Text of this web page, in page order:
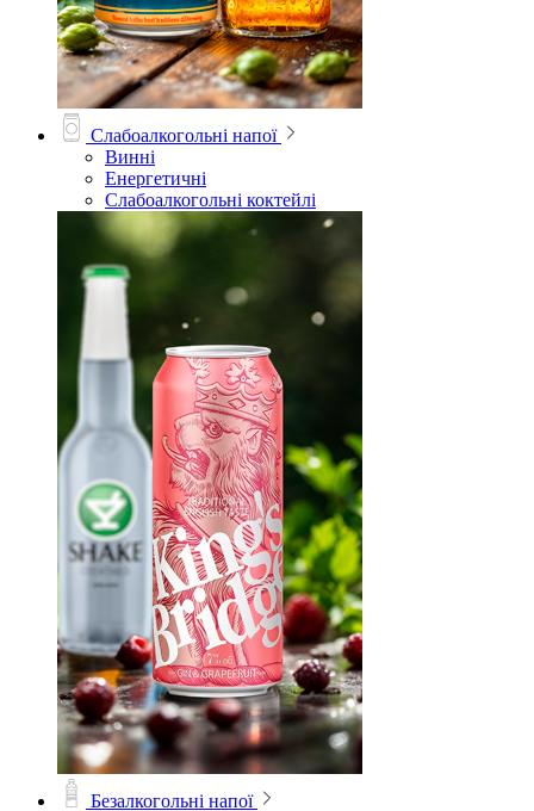
Слабоалкогольні напої
Винні
Енергетичні
Слабоалкогольні коктейлі
Безалкогольні напої